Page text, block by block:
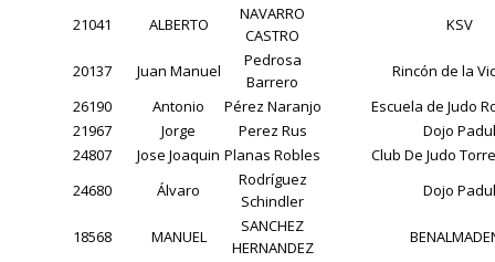
21041 ALBERTO
NAVARRO
CASTRO
KSV
20137 Juan Manuel
Pedrosa
Barrero
Rincón de la
26190
Antonio Pérez Naranjo
Escuela de Judo
21967
Jorge Perez Rus
Dojo
24807
Jose Joaquin Planas Robles
Club De Judo
24680
Álvaro
Rodríguez
Schindler
Dojo
18568 MANUEL
SANCHEZ
HERNANDEZ